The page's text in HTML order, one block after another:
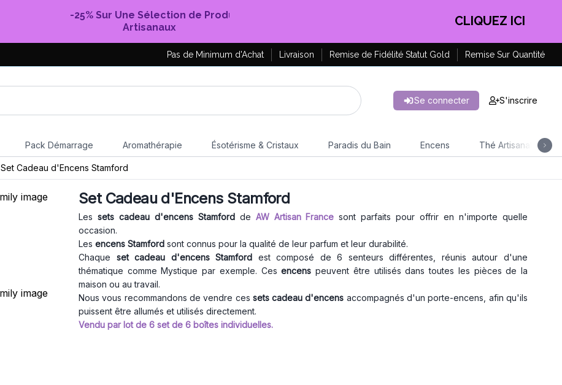
-25% Sur Une Sélection de Produits
Artisanaux
EN PROFITER !
Pas de Minimum d'Achat Livraison Remise de Fidélité Statut Gold Remise Sur Quantité
Se connecter S'inscrire
Pack Démarrage Aromathérapie Ésotérisme & Cristaux Paradis du Bain Encens Thé Artisanal
Set Cadeau d'Encens Stamford
Set Cadeau d'Encens Stamford
Les sets cadeau d'encens Stamfordde AW Artisan France sont parfaits pour offrir en n'importe quelle
occasion.
Les encens Stamford sont connus pour la qualité de leur parfum et leur durabilité.
Chaque set cadeau d'encens Stamford est composé de 6 senteurs différentes, réunis autour d'une
thématique comme Mystique par exemple. Cesencenspeuvent être utilisés dans toutes les pièces de la
maison ou au travail.
Nous vous recommandons de vendre ces sets cadeau d'encens accompagnés d'un porte-encens, afin qu'ils
puissent être allumés et utilisés directement.
Vendu par lot de 6 set de 6 boîtes individuelles.